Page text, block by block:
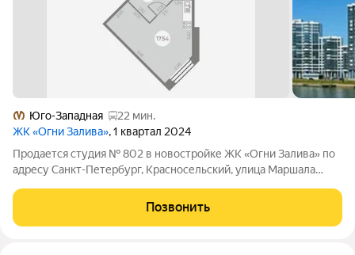
Юго-Западная
22 мин.
ЖК «Огни Залива», 1 квартал 2024
Продается студия № 802 в новостройке ЖК «Огни Залива» по
адресу Санкт-Петербург, Красносельский, улица Маршала
10, секция 12. Тип проекта, по которому построен дом -
монолит,
Позвонить